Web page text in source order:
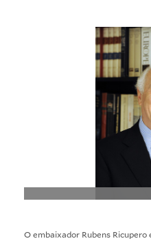
O embaixador Rubens